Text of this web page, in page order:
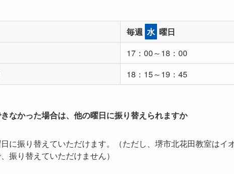
毎週 水 曜日
17：00～18：00
18：15～19：45
なかった場合は、他の曜日に振り替えられますか
に振り替えていただけます。（ただし、堺市北花田教室はイ
振り替えていただけません）